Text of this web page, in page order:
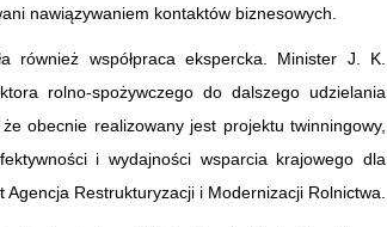
nawiązywaniem kontaktów biznesowych.
również współpraca ekspercka. Minister J. K.
rolno-spożywczego do dalszego udzielania
obecnie realizowany jest projektu twinningowy,
i wydajności wsparcia krajowego dla
Restrukturyzacji i Modernizacji Rolnictwa.